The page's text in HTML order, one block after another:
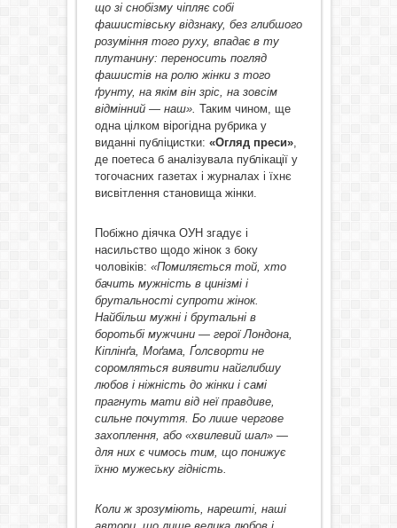
що зі снобізму чіпляє собі
фашистівську відзнаку, без глибшого
розуміння того руху, впадає в ту
плутанину: переносить погляд
фашистів на ролю жінки з того
ґрунту, на якім він зріс, на зовсім
відмінний — наш». Таким чином, ще
одна цілком вірогідна рубрика у
виданні публіцистки: «Огляд преси»,
де поетеса б аналізувала публікації у
тогочасних газетах і журналах і їхнє
висвітлення становища жінки.
Побіжно діячка ОУН згадує і
насильство щодо жінок з боку
чоловіків: «Помиляється той, хто
бачить мужність в цинізмі і
брутальності супроти жінок.
Найбільш мужні і брутальні в
боротьбі мужчини — герої Лондона,
Кіплінґа, Моґама, Ґолсворти не
соромляться виявити найглибшу
любов і ніжність до жінки і самі
прагнуть мати від неї правдиве,
сильне почуття. Бо лише чергове
захоплення, або «хвилевий шал» —
для них є чимось тим, що понижує
їхню мужеську гідність.
Коли ж зрозуміють, нарешті, наші